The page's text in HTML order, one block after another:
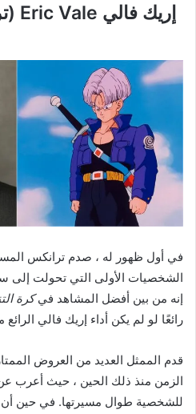
إريك فالي Eric Vale (ترانكس المستقبلي)
في أول ظهور له ، صدم ترانكس
الشخصيات الأولى التي تحولت إلى
إنه من بين أفضل المشاهد فيكرة
رائعًا لو لم يكن أداء إريك فالي
قدم الممثل العديد من العروض
الزمن منذ ذلك الحين ، حيث أعرب